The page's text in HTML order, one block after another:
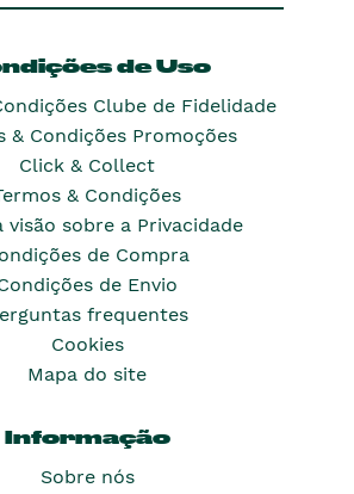
de Uso
Clube de Fidelidade
& Condições Promoções
Click & Collect
& Condições
visão sobre a Privacidade
de Compra
de Envio
frequentes
Cookies
Mapa do site
Informação
Sobre nós